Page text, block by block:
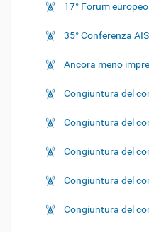
17° Forum
35° Conferenza
Ancora meno
Congiuntura del
Congiuntura del
Congiuntura del
Congiuntura del
Congiuntura del